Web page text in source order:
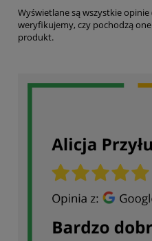
Wyświetlane są wszystkie
weryfikujemy, czy pochodzą
produkt.